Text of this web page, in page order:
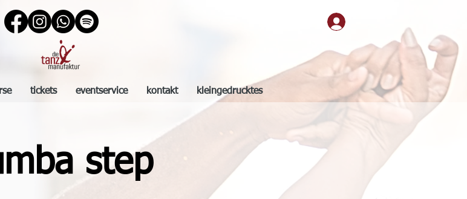
tickets eventservice kontakt kleingedrucktes
step